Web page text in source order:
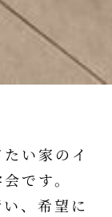
い家のイ
です。
、希望に